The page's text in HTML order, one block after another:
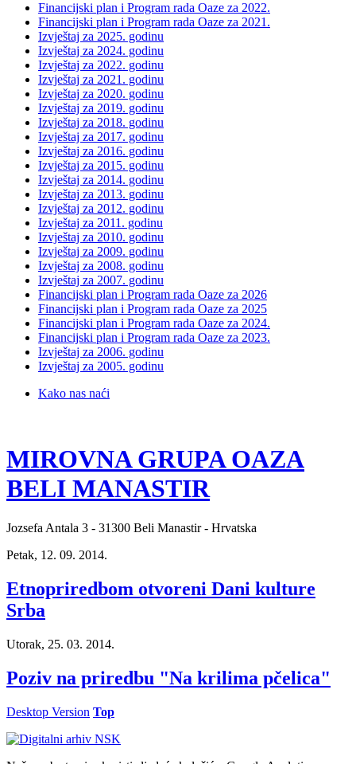
Financijski plan i Program rada Oaze za 2022.
Financijski plan i Program rada Oaze za 2021.
Izvještaj za 2025. godinu
Izvještaj za 2024. godinu
Izvještaj za 2022. godinu
Izvještaj za 2021. godinu
Izvještaj za 2020. godinu
Izvještaj za 2019. godinu
Izvještaj za 2018. godinu
Izvještaj za 2017. godinu
Izvještaj za 2016. godinu
Izvještaj za 2015. godinu
Izvještaj za 2014. godinu
Izvještaj za 2013. godinu
Izvještaj za 2012. godinu
Izvještaj za 2011. godinu
Izvještaj za 2010. godinu
Izvještaj za 2009. godinu
Izvještaj za 2008. godinu
Izvještaj za 2007. godinu
Financijski plan i Program rada Oaze za 2026
Financijski plan i Program rada Oaze za 2025
Financijski plan i Program rada Oaze za 2024.
Financijski plan i Program rada Oaze za 2023.
Izvještaj za 2006. godinu
Izvještaj za 2005. godinu
Kako nas naći
MIROVNA GRUPA OAZA
BELI MANASTIR
Jozsefa Antala 3 - 31300 Beli Manastir - Hrvatska
Petak, 12. 09. 2014.
Etnopriredbom otvoreni Dani kulture
Srba
Utorak, 25. 03. 2014.
Poziv na priredbu "Na krilima pčelica"
Desktop Version Top